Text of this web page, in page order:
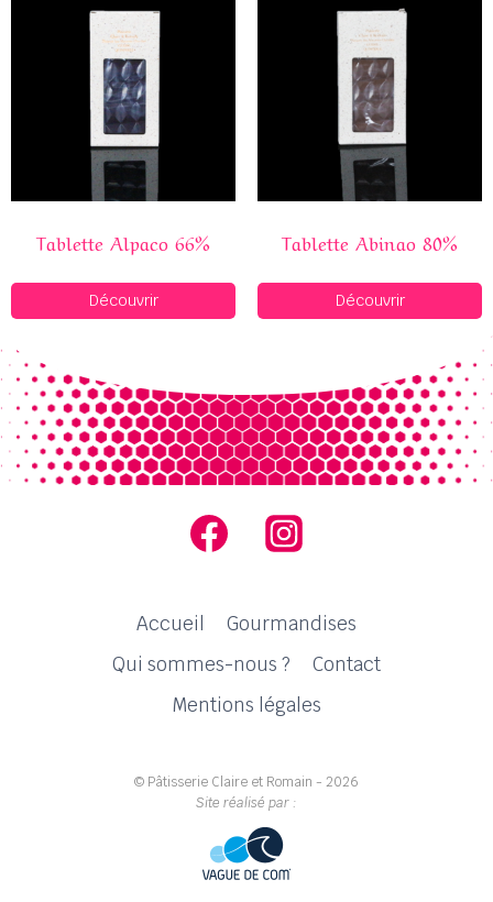
Tablette Alpaco 66%
Découvrir
Tablette Abinao 80%
Découvrir
Accueil
Gourmandises
Qui sommes-nous ?
Contact
Mentions légales
© Pâtisserie Claire et Romain - 2026
Site réalisé par :